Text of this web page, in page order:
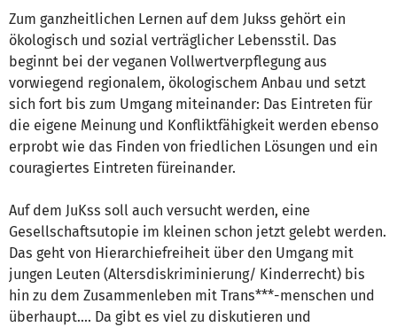
Zum ganzheitlichen Lernen auf dem Jukss gehört ein
ökologisch und sozial verträglicher Lebensstil. Das
beginnt bei der veganen Vollwertverpflegung aus
vorwiegend regionalem, ökologischem Anbau und setzt
sich fort bis zum Umgang miteinander: Das Eintreten für
die eigene Meinung und Konfliktfähigkeit werden ebenso
erprobt wie das Finden von friedlichen Lösungen und ein
couragiertes Eintreten füreinander.
Auf dem JuKss soll auch versucht werden, eine
Gesellschaftsutopie im kleinen schon jetzt gelebt werden.
Das geht von Hierarchiefreiheit über den Umgang mit
jungen Leuten (Altersdiskriminierung/ Kinderrecht) bis
hin zu dem Zusammenleben mit Trans***-menschen und
überhaupt.... Da gibt es viel zu diskutieren und